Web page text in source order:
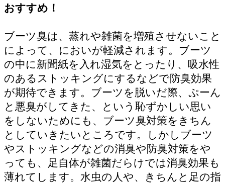
おすすめ！
ブーツ臭は、蒸れや雑菌を増殖させないこと
によって、においが軽減されます。ブーツ
の中に新聞紙を入れ湿気をとったり、吸水性
のあるストッキングにするなどで防臭効果
が期待できます。ブーツを脱いだ際、ぷーん
と悪臭がしてきた、という恥ずかしい思い
をしないためにも、ブーツ臭対策をきちん
としていきたいところです。しかしブーツ
やストッキングなどの消臭や防臭対策をや
っても、足自体が雑菌だらけでは消臭効果も
薄れてします。水虫の人や、きちんと足の指